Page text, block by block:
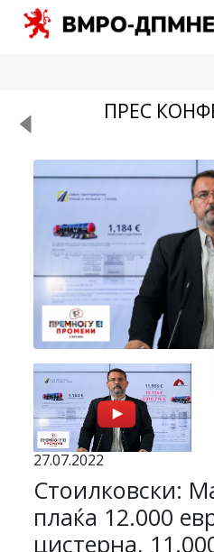
ПРЕС
27.07.2022
Стоилковски:
плаќа 12.000
цистерна,